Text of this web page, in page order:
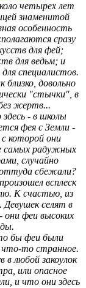
четырех лет
знаменитой
особенность
сразу
для фей;
для ведьм; и
специалистов.
довольно
"стычки", в
жертв...
- в школы
фея с Земли -
которой они
самых радужных
случайно
сбежали?
всплеск
К счастью, из
Девушек селят в
они феи высоких
бы феи были
то странное.
в любой закоулок
или опасное
и что они здесь